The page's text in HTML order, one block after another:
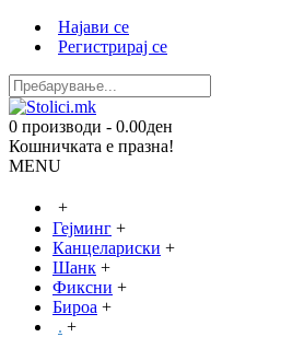
Најави се
Регистрирај се
0 производи - 0.00ден
Кошничката е празна!
MENU
+
Гејминг +
Канцелариски +
Шанк +
Фиксни +
Бироа +
. +